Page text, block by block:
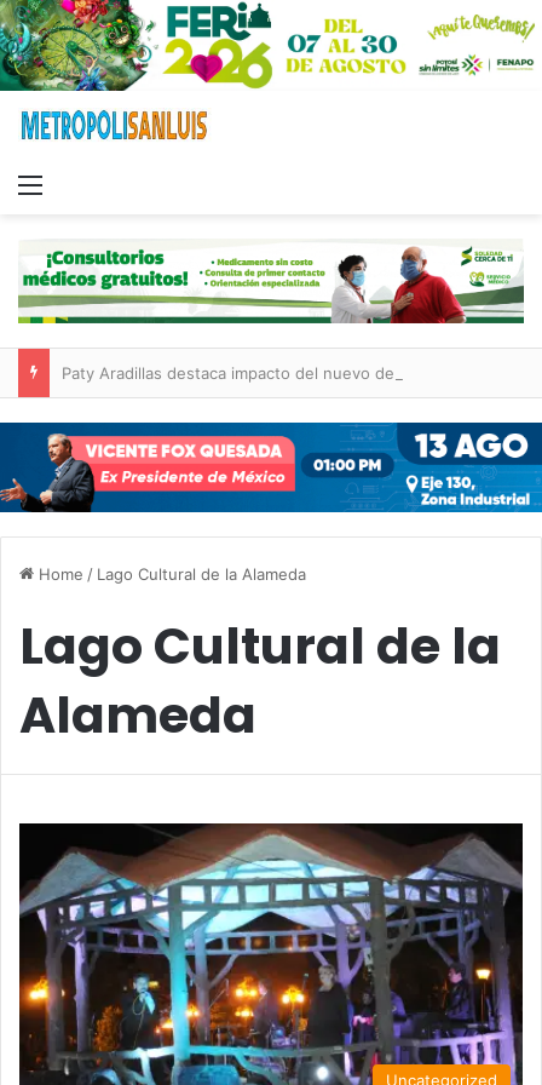
Home / Lago Cultural de la Alameda
Lago Cultural de la
Alameda
Uncategorized